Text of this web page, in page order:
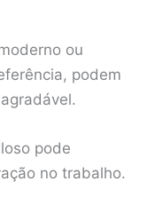
ou
podem
pode
no trabalho.